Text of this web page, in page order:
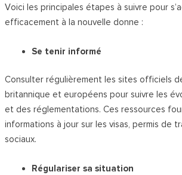
Voici les principales étapes à suivre pour
efficacement à la nouvelle donne :
Se tenir informé
Consulter régulièrement les sites officiels
britannique et européens pour suivre les
et des réglementations. Ces ressources
informations à jour sur les visas, permis de
sociaux.
Régulariser sa situation